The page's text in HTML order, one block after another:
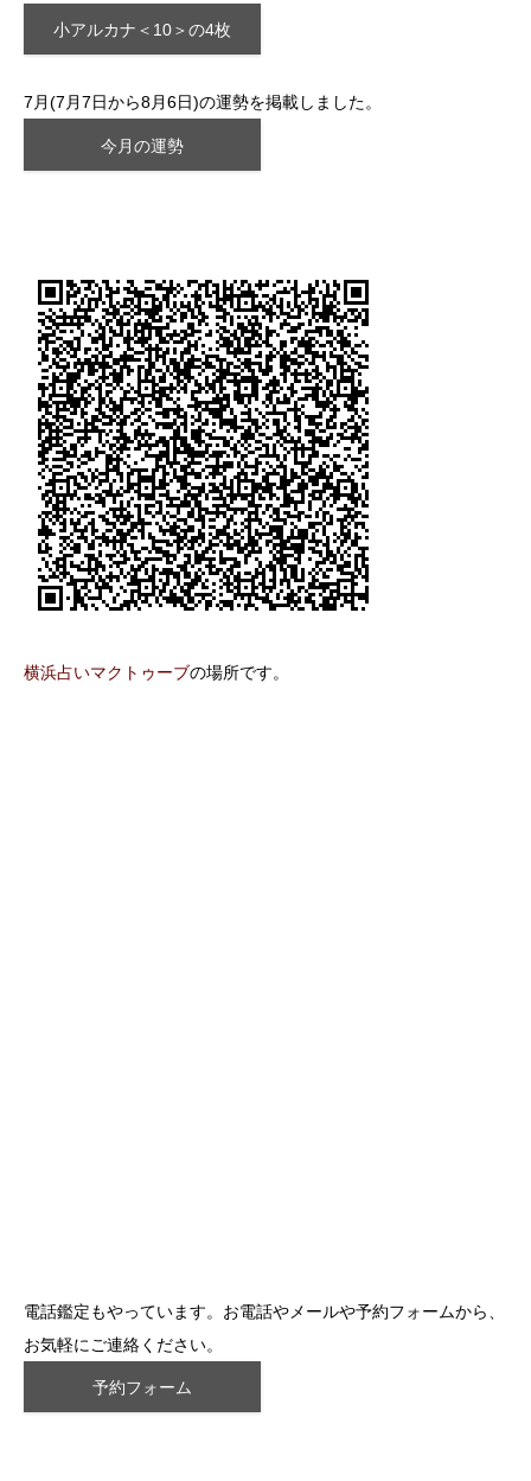
小アルカナ＜10＞の4枚
7月(7月7日から8月6日)の運勢を掲載しました。
今月の運勢
横浜占いマクトゥーブの場所です。
電話鑑定もやっています。お電話やメールや予約フォームから、
お気軽にご連絡ください。
予約フォーム